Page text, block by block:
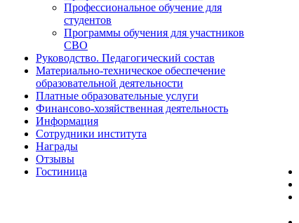
Профессиональное обучение для
студентов
Программы обучения для участников
СВО
Руководство. Педагогический состав
Материально-техническое обеспечение
образовательной деятельности
Платные образовательные услуги
Финансово-хозяйственная деятельность
Информация
Сотрудники института
Награды
Отзывы
Гостиница